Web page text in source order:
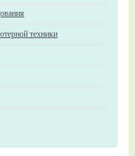
техники